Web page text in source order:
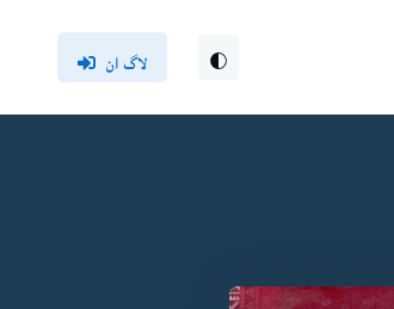
لاگ ان